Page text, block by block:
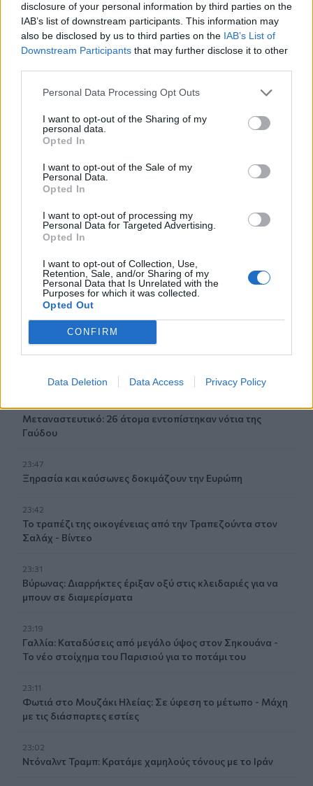
disclosure of your personal information by third parties on the
IAB’s list of downstream participants. This information may
also be disclosed by us to third parties on the IAB’s List of
Downstream Participants that may further disclose it to other
Personal Data Processing Opt Outs
I want to opt-out of the Sharing of my
personal data.
Opted In
I want to opt-out of the Sale of my
Personal Data.
Opted In
I want to opt-out of processing my
Personal Data for Targeted Advertising.
Opted In
I want to opt-out of Collection, Use,
Retention, Sale, and/or Sharing of my
Personal Data that Is Unrelated with the
Purposes for which it was collected.
Opted Out
CONFIRM
Data Deletion Data Access Privacy Policy
05:05
Ούτε ξύδι ούτε μαγειρική σόδα: Το προϊόν του μπάνιου
που θα σας βοηθήσει να διώξετε τα μυρμήγκια
Οι ειδικοί συμφωνούν: «Ο καλύτερος τρόπος για να
κρατήσετε τους αρουραίους μακριά από τον κήπο σας
είναι αυτά τα τρία φυτά»
02:09
Αδύναμα χέρια και θολή όραση: Πώς η τεχνολογία μπορεί
00:14
Κράμπες: Τι τις προκαλεί και τι να κάνουμε όταν αρχίσουν
οι ενοχλήσεις
00:03
Υεμένη: Οι Χούθι ανέλαβαν την ευθύνη για τα πλήγματα
Μεταναστευτικό: 26 άτομα εντοπίστηκαν νότια της
Γαύδου
23:47
Ξηρασία και καύσωνες δοκιμάζουν την Ευρώπη
23:42
Το τραπέζι της οικογένειας από την Τραπεζούντα στον
Σαλάχ - Βίντεο
23:31
Βύρωνας: Διαρρήκτες έριξαν οξύ στις κλειδαριές για να
μπουν σε διαμερίσματα
23:19
Γαλλία: Καταδύσεις από μεγάλο ύψος στον Σηκουάνα -
Το νέο στοίχημα του Παρισιού για το ποτάμι του
23:11
Φωτιά στο Μουζάκι Ηλείας: Σε ύφεση το μέτωπο - Μάχη
με τις διάσπαρτες εστίες
23:02
Ντόναλντ Τραμπ: Κρατάμε χαμηλούς τόνους με το Ιράν